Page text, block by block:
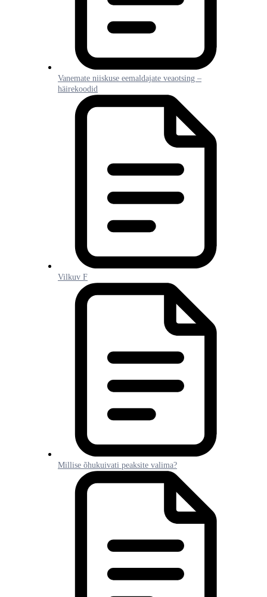
Vanemate niiskuse eemaldajate veaotsing –
häirekoodid
Vilkuv F
Millise õhukuivati peaksite valima?